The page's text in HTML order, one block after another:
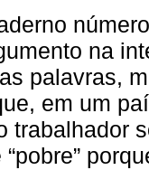
na
palavras,
em um
trabalhador